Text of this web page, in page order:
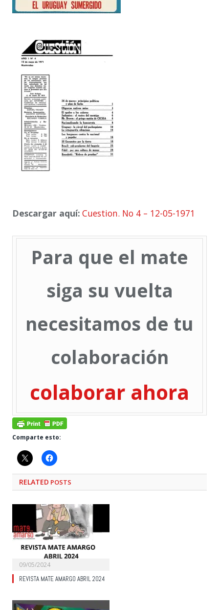
Descargar aquí: Cuestion. No 4 – 12-05-1971
Para que el mate
siga su vuelta
necesitamos de tu
colaboración
colaborar ahora
Comparte esto:
RELATED POSTS
09/05/2024
REVISTA MATE AMARGO ABRIL 2024